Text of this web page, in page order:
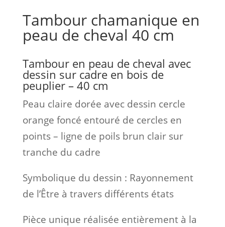
Tambour chamanique en
peau de cheval 40 cm
Tambour en peau de cheval avec
dessin sur cadre en bois de
peuplier – 40 cm
Peau claire dorée avec dessin cercle
orange foncé entouré de cercles en
points – ligne de poils brun clair sur
tranche du cadre
Symbolique du dessin : Rayonnement
de l’Être à travers différents états
Pièce unique réalisée entièrement à la